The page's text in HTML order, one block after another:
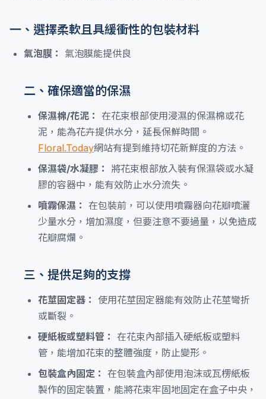
一、選擇柔軟且具緩衝性的包裝材料
氣泡膜： 氣泡膜能提供良
二、確保適當的保濕
保濕棉/花泥： 在花束根部使用浸濕的保濕棉或花
泥，能為花卉提供水分，延長保鮮時間。
Floral.Today網站有提到維持切花新鮮度的方法。
保濕袋/水凝膠：
將花束根部放入裝有保濕袋或水凝
膠的容器中，能有效防止水分流失。
噴霧保濕： 在包裝前，可以使用噴霧器向花瓣噴灑
少量水分，增加濕度，但要注意不要過量，以免造成
花瓣腐爛。
三、提供足夠的支撐
花莖固定器： 使用花莖固定器能有效防止花莖彎折
或斷裂。
硬紙板或塑料管： 在花束內部插入硬紙板或塑料
管，能增加花束的整體強度，防止變形。
包裝盒內固定： 在包裝盒內部使用泡沫或瓦楞紙板
製作的固定裝置，能將花束牢固地固定在盒子中央，